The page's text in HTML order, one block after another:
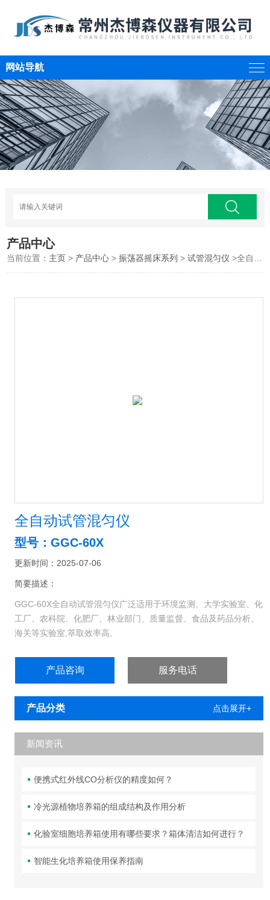
网站导航
产品中心
当前位置： 主页 > 产品中心 >振荡器摇床系列 >试管混匀仪 >全自动试管混匀仪
全自动试管混匀仪
型号：GGC-60X
更新时间：2025-07-06
简要描述：
GGC-60X全自动试管混匀仪广泛适用于环境监测、大学实验室、化
工厂、农科院、化肥厂、林业部门、质量监督、食品及药品分析、
海关等实验室,萃取效率高,
产品咨询 服务电话
产品分类 点击展开+
新闻资讯
便携式红外线CO分析仪的精度如何？
冷光源植物培养箱的组成结构及作用分析
化验室细胞培养箱使用有哪些要求？箱体清洁如何进行？
智能生化培养箱使用保养指南